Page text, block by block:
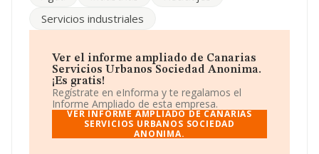
La compañíaCanarias Servicios Urbanos Sociedad
Calle Buenos Aires núm. 15 Piso 1 A, (35002), Las
Palmas De Gran Canaria, en Las Palmas, Islas Canarias.
En base a la información de la que dispone INFORMA
sobre 2.025 compañías, a nivel nacional la facturación
asciende a 6.718 millones de euros y en 2024 la media
de facturación de ventas entre todas las compañías
alcanza los 3 millones de euros. En relación con la
Servicios industriales
Ver el informe ampliado de Canarias
Servicios Urbanos Sociedad Anonima.
¡Es gratis!
Regístrate en eInforma y te regalamos el
Informe Ampliado de esta empresa.
VER INFORME AMPLIADO DE CANARIAS
SERVICIOS URBANOS SOCIEDAD
ANONIMA.